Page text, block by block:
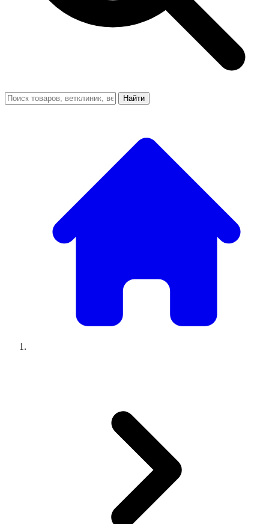
Найти